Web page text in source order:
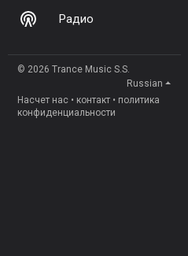
Радио
© 2026 Trance Music S.S.
Russian
Насчет нас • контакт • политика
конфиденциальности